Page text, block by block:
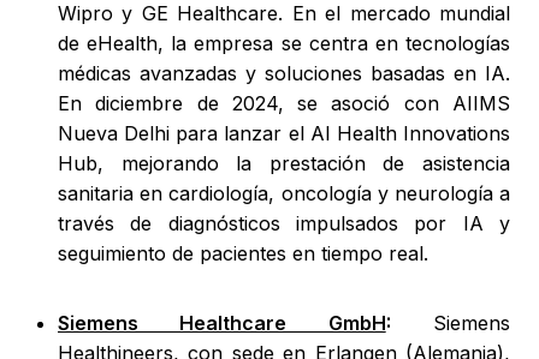
Wipro y GE Healthcare. En el mercado mundial
de eHealth, la empresa se centra en tecnologías
médicas avanzadas y soluciones basadas en IA.
En diciembre de 2024, se asoció con AIIMS
Nueva Delhi para lanzar el AI Health Innovations
Hub, mejorando la prestación de asistencia
sanitaria en cardiología, oncología y neurología a
través de diagnósticos impulsados por IA y
seguimiento de pacientes en tiempo real.
Siemens Healthcare GmbH: Siemens
Healthineers, con sede en Erlangen (Alemania),